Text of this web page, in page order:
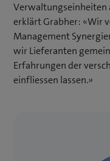
Verwaltungseinheiten
erklärt Grabher: «Wir
Management
wir Lieferanten
Erfahrungen der
einfliessen lassen.»